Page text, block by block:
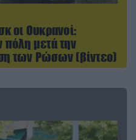
οι Ουκρανοί:
μετά την
των Ρώσων (βίντεο)